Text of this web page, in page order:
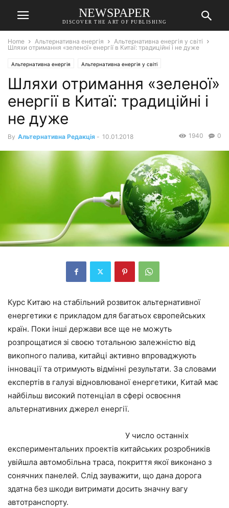
NEWSPAPER
DISCOVER THE ART OF PUBLISHING
Home Альтернативна енергія
Альтернативна енергія у світі
Шляхи отримання «зеленої» енергії в Китаї: традиційні і не дуже
Альтернативна енергія Альтернативна енергія у світі
Шляхи отримання «зеленої»
енергії в Китаї: традиційні і
не дуже
By Альтернативна Редакція - 10.01.2018 0
1940
Курс Китаю на стабільний розвиток альтернативної
енергетики є прикладом для багатьох європейських
країн. Поки інші держави все ще не можуть
розпрощатися зі своєю тотальною залежністю від
викопного палива, китайці активно впроваджують
інновації та отримують відмінні результати. За словами
експертів в галузі відновлюваної енергетики, Китай має
найбільш високий потенціал в сфері освоєння
альтернативних джерел енергії.
У число останніх
експериментальних проектів китайських розробників
увійшла автомобільна траса, покриття якої виконано з
сонячних панелей. Слід зауважити, що дана дорога
здатна без шкоди витримати досить значну вагу
автотранспорту.